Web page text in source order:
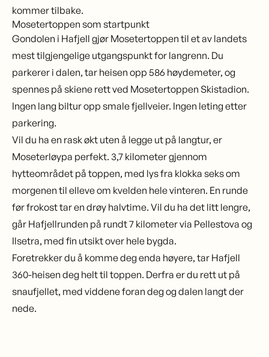
kommer tilbake.
Mosetertoppen som startpunkt
Gondolen i Hafjell gjør Mosetertoppen til et av landets
mest tilgjengelige utgangspunkt for langrenn. Du
parkerer i dalen, tar heisen opp 586 høydemeter, og
spennes på skiene rett ved Mosetertoppen Skistadion.
Ingen lang biltur opp smale fjellveier. Ingen leting etter
parkering.
Vil du ha en rask økt uten å legge ut på langtur, er
Moseterløypa perfekt. 3,7 kilometer gjennom
hytteområdet på toppen, med lys fra klokka seks om
morgenen til elleve om kvelden hele vinteren. En runde
før frokost tar en drøy halvtime. Vil du ha det litt lengre,
går Hafjellrunden på rundt 7 kilometer via Pellestova og
Ilsetra, med fin utsikt over hele bygda.
Foretrekker du å komme deg enda høyere, tar Hafjell
360-heisen deg helt til toppen. Derfra er du rett ut på
snaufjellet, med viddene foran deg og dalen langt der
nede.